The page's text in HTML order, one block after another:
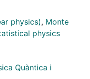
u and
are reproduced
whose slow
up to the
physics), Monte
physics
Quàntica i